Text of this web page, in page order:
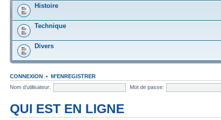
Histoire
Technique
Divers
CONNEXION • M’ENREGISTRER
Nom d’utilisateur:
Mot de passe:
QUI EST EN LIGNE